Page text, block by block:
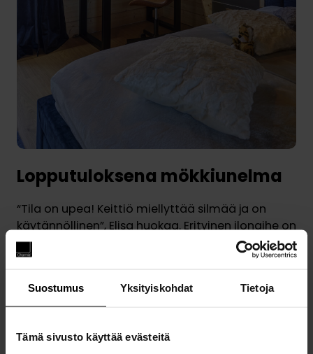
Suostumus Yksityiskohdat Tietoja
Tämä sivusto käyttää evästeitä
Lopputuloksena mökkiunelma
“Tila on upea! Keittiö miellyttää silmää ja on
käytännöllinen”, Elisa huokaa. Erityinen ilonaihe on
saarekkeen roskakoriratkaisu, jossa roskikset
avautuvat suoraan ylimmästä laatikosta. Tämä
arjesta huomattavasti sujuvampaa. “Miksi
roskiksen pitäisi aina olla allastason alapuolella,
naurahtaa Elisa. Myös kierrätys on otettu